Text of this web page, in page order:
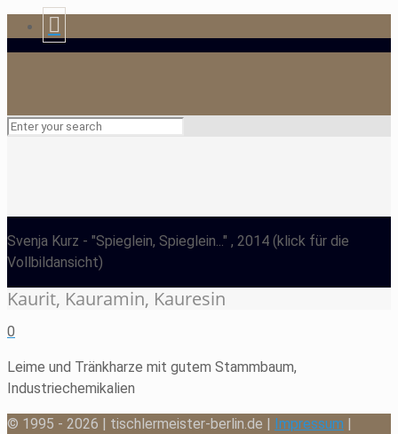
Svenja Kurz - "Spieglein, Spieglein..." , 2014 (klick für die
Vollbildansicht)
Kaurit, Kauramin, Kauresin
0
Leime und Tränkharze mit gutem Stammbaum,
Industriechemikalien
© 1995 - 2026 | tischlermeister-berlin.de | Impressum